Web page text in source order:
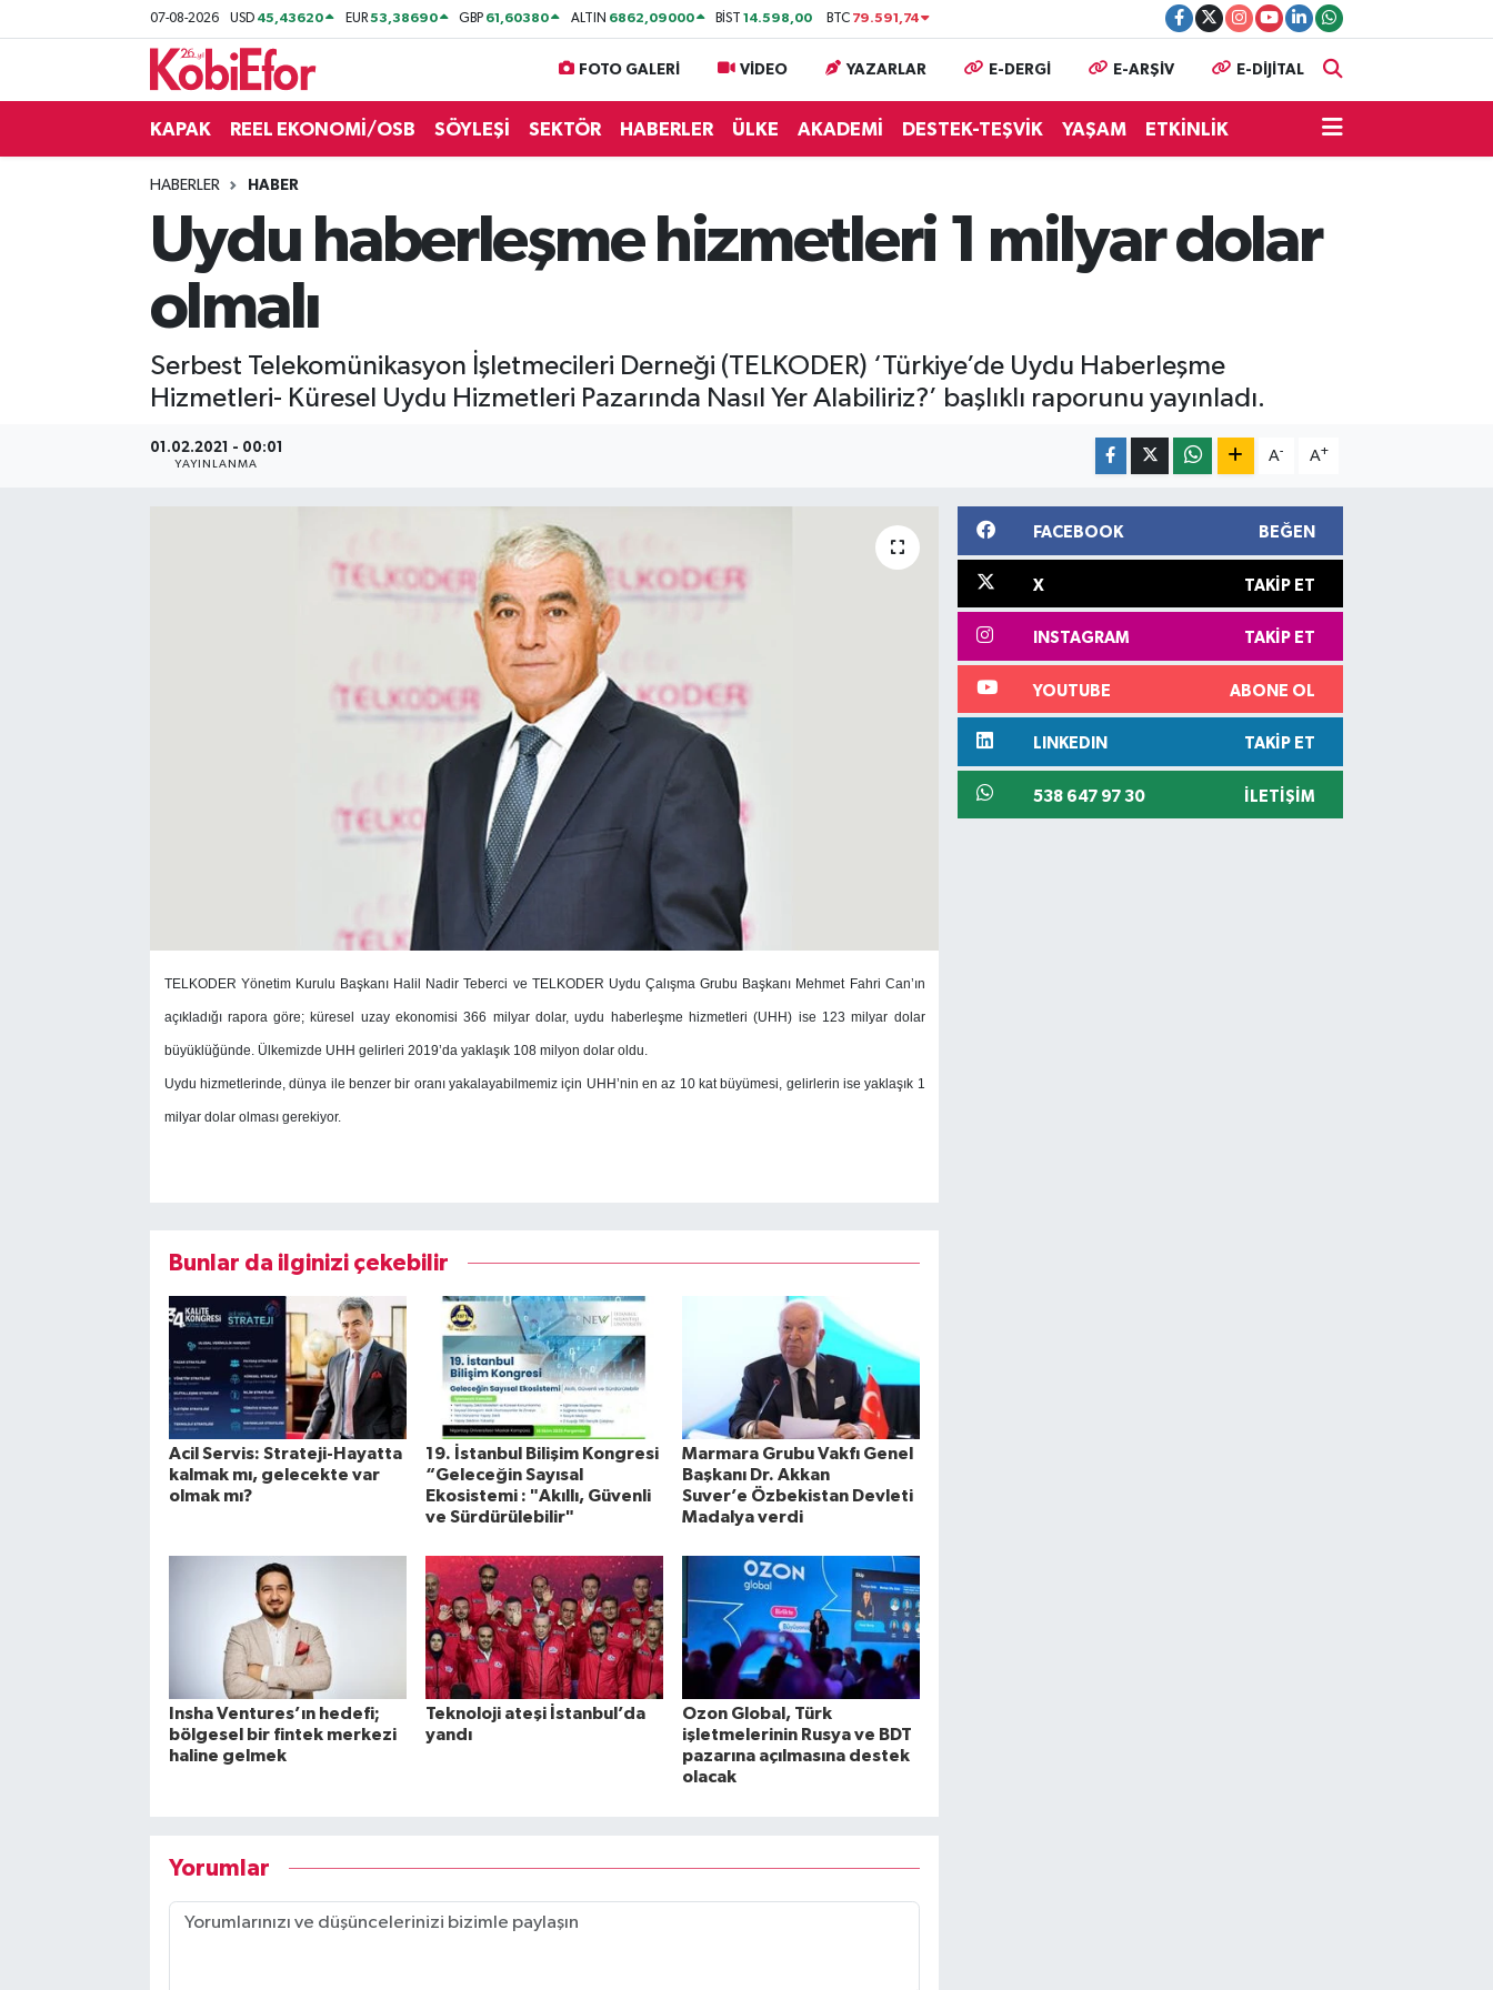
07-08-2026 USD 45,43620 EUR53,38690 GBP 61,60380 ALTIN 6862,09000 BİST14.598,00 BTC 79.591,74
FOTO GALERİ VİDEO YAZARLAR E-DERGİ E-ARŞİV E-DİJİTAL
KAPAK REEL EKONOMİ/OSB SÖYLEŞİ SEKTÖR HABERLER ÜLKE AKADEMİ DESTEK-TEŞVİK YAŞAM ETKİNLİK
HABERLER HABER
Uydu haberleşme hizmetleri 1 milyar dolar
olmalı
Serbest Telekomünikasyon İşletmecileri Derneği (TELKODER) ‘Türkiye’de Uydu Haberleşme
Hizmetleri- Küresel Uydu Hizmetleri Pazarında Nasıl Yer Alabiliriz?’ başlıklı raporunu yayınladı.
01.02.2021 - 00:01
YAYINLANMA
A- A+
TELKODER Yönetim Kurulu Başkanı Halil Nadir Teberci ve TELKODER Uydu Çalışma Grubu Başkanı Mehmet Fahri Can’ın
açıkladığı rapora göre; küresel uzay ekonomisi 366 milyar dolar, uydu haberleşme hizmetleri (UHH) ise 123 milyar dolar
büyüklüğünde. Ülkemizde UHH gelirleri 2019’da yaklaşık 108 milyon dolar oldu.
Uydu hizmetlerinde, dünya ile benzer bir oranı yakalayabilmemiz için UHH’nin en az 10 kat büyümesi, gelirlerin ise yaklaşık 1
milyar dolar olması gerekiyor.
Bunlar da ilginizi çekebilir
Acil Servis: Strateji-Hayatta
kalmak mı, gelecekte var
olmak mı?
19. İstanbul Bilişim Kongresi
“Geleceğin Sayısal
Ekosistemi : "Akıllı, Güvenli
ve Sürdürülebilir"
Marmara Grubu Vakfı Genel
Başkanı Dr. Akkan
Suver’e Özbekistan Devleti
Madalya verdi
Insha Ventures’ın hedefi;
bölgesel bir fintek merkezi
haline gelmek
Teknoloji ateşi İstanbul’da
yandı
Ozon Global, Türk
işletmelerinin Rusya ve BDT
pazarına açılmasına destek
olacak
Yorumlar
FACEBOOK BEĞEN
X TAKIP ET
INSTAGRAM TAKIP ET
YOUTUBE ABONE OL
LINKEDIN TAKIP ET
538 647 97 30 İLETIŞIM
BİLİŞİM PANO
HABERLER